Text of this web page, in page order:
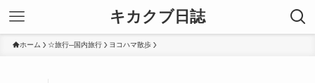
キカクブ日誌
ホーム ☆旅行─国内旅行 ヨコハマ散歩